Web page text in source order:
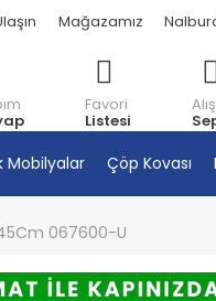
Mağazamız
Favori
Listesi
Mobilyalar Çöp Kovası
067600-U